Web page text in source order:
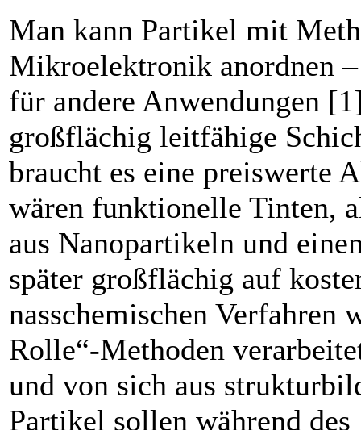
Man kann Partikel mit
Mikroelektronik anordnen
für andere Anwendungen
großflächig leitfähige
braucht es eine preiswerte
wären funktionelle Tinten,
aus Nanopartikeln und
später großflächig auf
nasschemischen Verfahren
Rolle“-Methoden
und von sich aus
Partikel sollen während des